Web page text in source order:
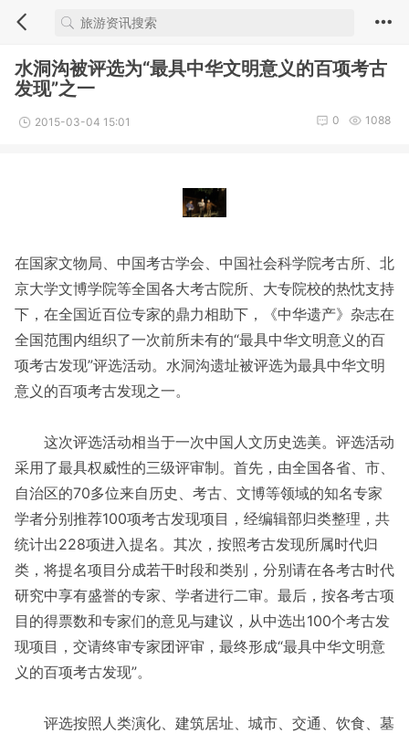
水洞沟被评选为“最具中华文明意义的百项考古
发现”之一
2015-03-04 15:01 1088
0
在国家文物局、中国考古学会、中国社会科学院考古所、北
京大学文博学院等全国各大考古院所、大专院校的热忱支持
下，在全国近百位专家的鼎力相助下，《中华遗产》杂志在
全国范围内组织了一次前所未有的“最具中华文明意义的百
项考古发现”评选活动。水洞沟遗址被评选为最具中华文明
意义的百项考古发现之一。
这次评选活动相当于一次中国人文历史选美。评选活动
采用了最具权威性的三级评审制。首先，由全国各省、市、
自治区的70多位来自历史、考古、文博等领域的知名专家
学者分别推荐100项考古发现项目，经编辑部归类整理，共
统计出228项进入提名。其次，按照考古发现所属时代归
类，将提名项目分成若干时段和类别，分别请在各考古时代
研究中享有盛誉的专家、学者进行二审。最后，按各考古项
目的得票数和专家们的意见与建议，从中选出100个考古发
现项目，交请终审专家团评审，最终形成“最具中华文明意
义的百项考古发现”。
评选按照人类演化、建筑居址、城市、交通、饮食、墓